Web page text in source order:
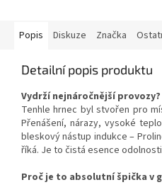
Popis
Diskuze Značka
Detailní popis produktu
Vydrží nejnáročnější
Tenhle hrnec byl stvořen pro
Přenášení, nárazy, vysoké
bleskový nástup indukce –
říká. Je to čistá esence
Proč je to absolutní špička v